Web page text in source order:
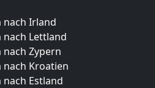
nach Irland
Lettland
Zypern
Kroatien
Estland